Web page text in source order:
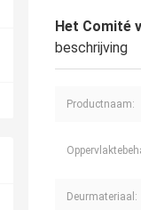
Het Comité
beschrijving
Productnaam:
Deurmateriaal: